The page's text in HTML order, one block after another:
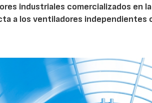
industriales comercializados en
a los ventiladores
28/07/